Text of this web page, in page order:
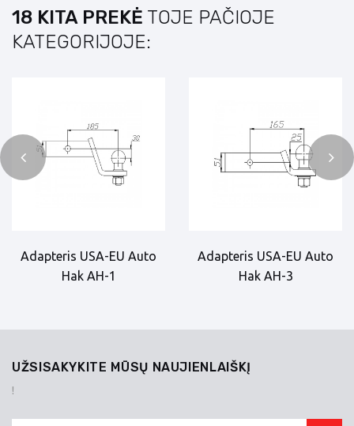
18 KITA PREKĖ TOJE PAČIOJE
KATEGORIJOJE:
Adapteris USA-EU Auto
Hak AH-1
Adapteris USA-EU Auto
Hak AH-3
UŽSISAKYKITE MŪSŲ NAUJIENLAIŠKĮ
!